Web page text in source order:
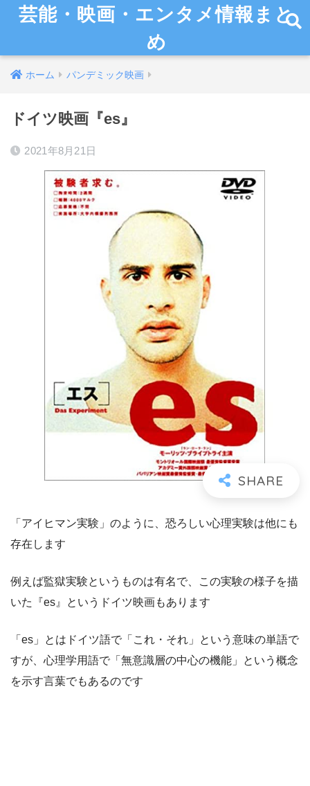
芸能・映画・エンタメ情報まと
め
ホーム パンデミック映画
ドイツ映画『es』
2021年8月21日
「アイヒマン実験」のように、恐ろしい心理実験は他にも
存在します
例えば監獄実験というものは有名で、この実験の様子を描
いた『es』というドイツ映画もあります
「es」とはドイツ語で「これ・それ」という意味の単語で
すが、心理学用語で「無意識層の中心の機能」という概念
を示す言葉でもあるのです